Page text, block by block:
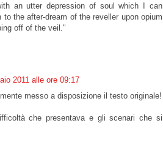
an utter depression of soul which I can
the after-dream of the reveller upon opium
off of the veil."
2011 alle ore 09:17
messo a disposizione il testo originale!
che presentava e gli scenari che si